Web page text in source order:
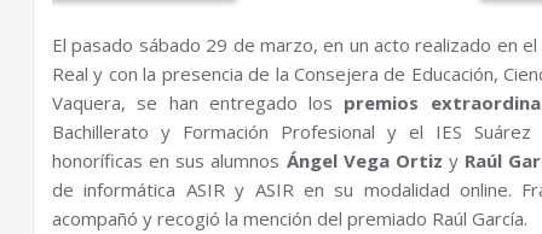
El pasado sábado 29 de marzo, en un acto realizado en
Real y con la presencia de la Consejera de Educación,
Vaquera, se han entregado los premios
Bachillerato y Formación Profesional y el IES
honoríficas en sus alumnos Ángel Vega Ortiz y Raúl
de informática ASIR y ASIR en su modalidad online.
acompañó y recogió la mención del premiado Raúl García.